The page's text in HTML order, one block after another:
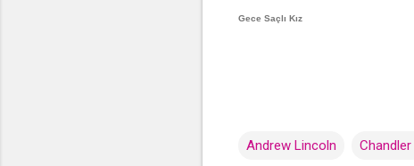
Gece Saçlı Kız
Andrew Lincoln Chandler